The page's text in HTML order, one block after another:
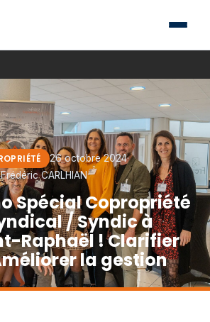
26 octobre 2024·
CARLHIAN
Spécial Copropriété
/ Syndic à
Raphaël ! Clarifier
la gestion